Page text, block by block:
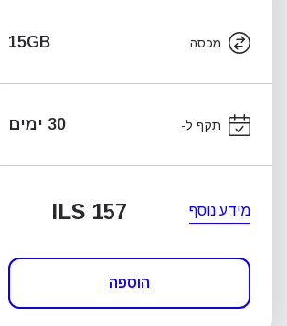
מכסה 15GB
תקף ל- 30 ימים
מידע נוסף ILS 157
הוספה